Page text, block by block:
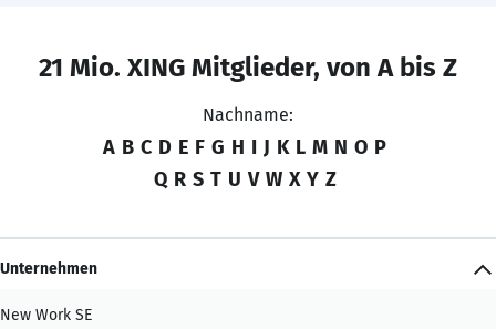
21 Mio. XING Mitglieder, von A bis Z
Nachname:
A B C D E F G H I J K L M N O P
Q R S T U V W X Y Z
Unternehmen
New Work SE